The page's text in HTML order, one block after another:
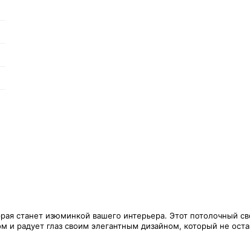
станет изюминкой вашего интерьера. Этот потолочный
радует глаз своим элегантным дизайном, который не